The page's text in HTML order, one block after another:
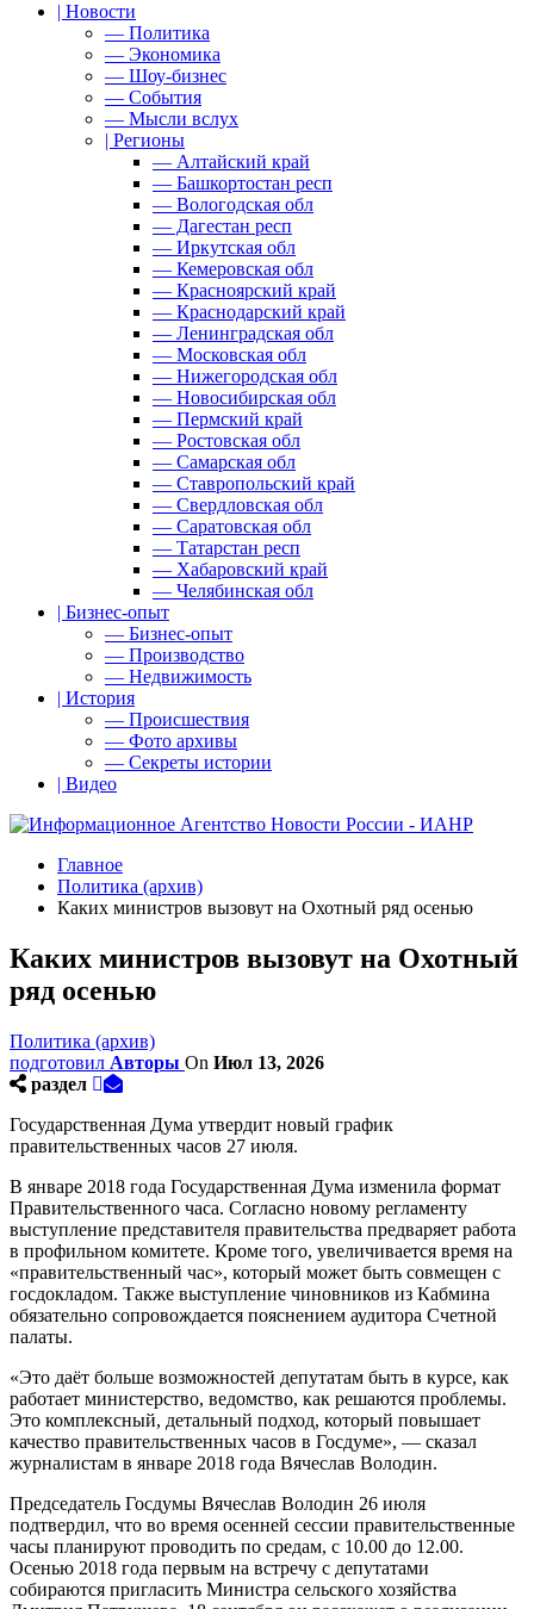
| Новости
— Политика
— Экономика
— Шоу-бизнес
— События
— Мысли вслух
| Регионы
— Алтайский край
— Башкортостан респ
— Вологодская обл
— Дагестан респ
— Иркутская обл
— Кемеровская обл
— Красноярский край
— Краснодарский край
— Ленинградская обл
— Московская обл
— Нижегородская обл
— Новосибирская обл
— Пермский край
— Ростовская обл
— Самарская обл
— Ставропольский край
— Свердловская обл
— Саратовская обл
— Татарстан респ
— Хабаровский край
— Челябинская обл
| Бизнес-опыт
— Бизнес-опыт
— Производство
— Недвижимость
| История
— Происшествия
— Фото архивы
— Секреты истории
| Видео
Главное
Политика (архив)
Каких министров вызовут на Охотный ряд осенью
Каких министров вызовут на Охотный
ряд осенью
Политика (архив)
подготовил Авторы On Июл 13, 2026
раздел
Государственная Дума утвердит новый график
правительственных часов 27 июля.
В январе 2018 года Государственная Дума изменила формат
Правительственного часа. Согласно новому регламенту
выступление представителя правительства предваряет работа
в профильном комитете. Кроме того, увеличивается время на
«правительственный час», который может быть совмещен с
госдокладом. Также выступление чиновников из Кабмина
обязательно сопровождается пояснением аудитора Счетной
палаты.
«Это даёт больше возможностей депутатам быть в курсе, как
работает министерство, ведомство, как решаются проблемы.
Это комплексный, детальный подход, который повышает
качество правительственных часов в Госдуме», — сказал
журналистам в январе 2018 года Вячеслав Володин.
Председатель Госдумы Вячеслав Володин 26 июля
подтвердил, что во время осенней сессии правительственные
часы планируют проводить по средам, с 10.00 до 12.00.
Осенью 2018 года первым на встречу с депутатами
собираются пригласить Министра сельского хозяйства